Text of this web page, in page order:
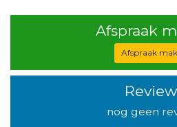
Afspraak
Afspraak
nog geen